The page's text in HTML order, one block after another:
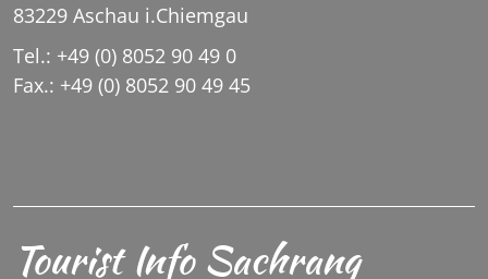
83229 Aschau i.Chiemgau
Tel.: +49 (0) 8052 90 49 0
Fax.: +49 (0) 8052 90 49 45
Tourist Info Sachrang